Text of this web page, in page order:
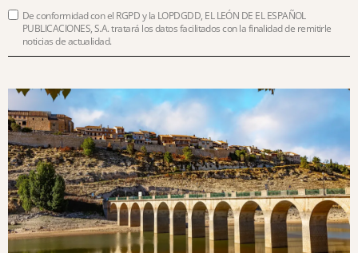
De conformidad con el RGPD y la LOPDGDD, EL LEÓN DE EL ESPAÑOL
PUBLICACIONES, S.A. tratará los datos facilitados con la finalidad de remitirle
noticias de actualidad.